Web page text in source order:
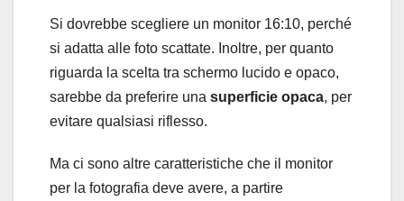
Si dovrebbe scegliere un monitor 16:10, perché
si adatta alle foto scattate. Inoltre, per quanto
riguarda la scelta tra schermo lucido e opaco,
sarebbe da preferire una superficie opaca, per
evitare qualsiasi riflesso.
Ma ci sono altre caratteristiche che il monitor
per la fotografia deve avere, a partire